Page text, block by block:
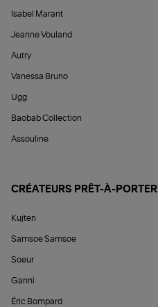
Isabel Marant
Jeanne Vouland
Autry
Vanessa Bruno
Ugg
Baobab Collection
Assouline
CRÉATEURS PRÊT-À-PORTER
Kujten
Samsoe Samsoe
Soeur
Ganni
Éric Bompard